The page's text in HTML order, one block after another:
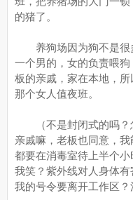
的猪了。
养狗场因为狗不是很
一个男的，女的负责喂
板的亲戚，家在本地，
那个女人值夜班。
（不是封闭式的吗？
亲戚嘛，老板也同意，
都要在消毒室待上半个
我笑？紫外线对人身体
我的号令要离开工作区？